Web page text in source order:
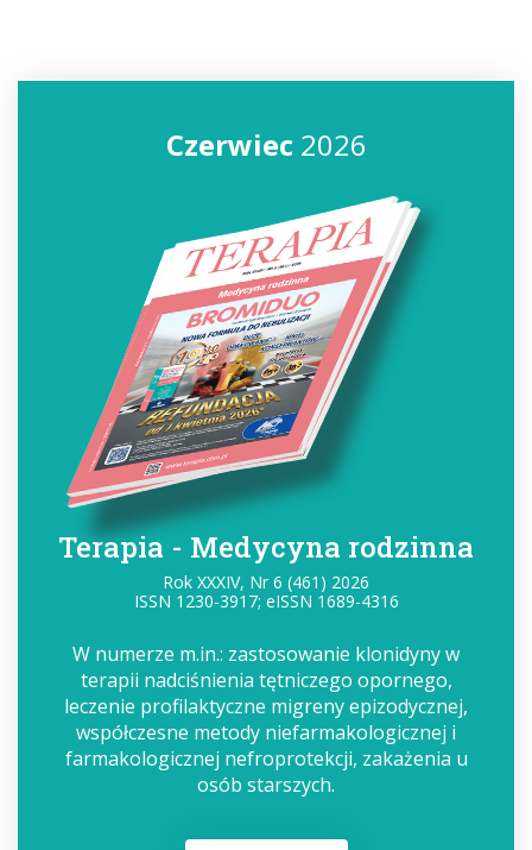
Czerwiec2026
Terapia - Medycyna rodzinna
Rok XXXIV, Nr 6 (461) 2026
ISSN 1230-3917; eISSN 1689-4316
W numerze m.in.: zastosowanie klonidyny w
terapii nadciśnienia tętniczego opornego,
leczenie profilaktyczne migreny epizodycznej,
współczesne metody niefarmakologicznej i
farmakologicznej nefroprotekcji, zakażenia u
osób starszych.